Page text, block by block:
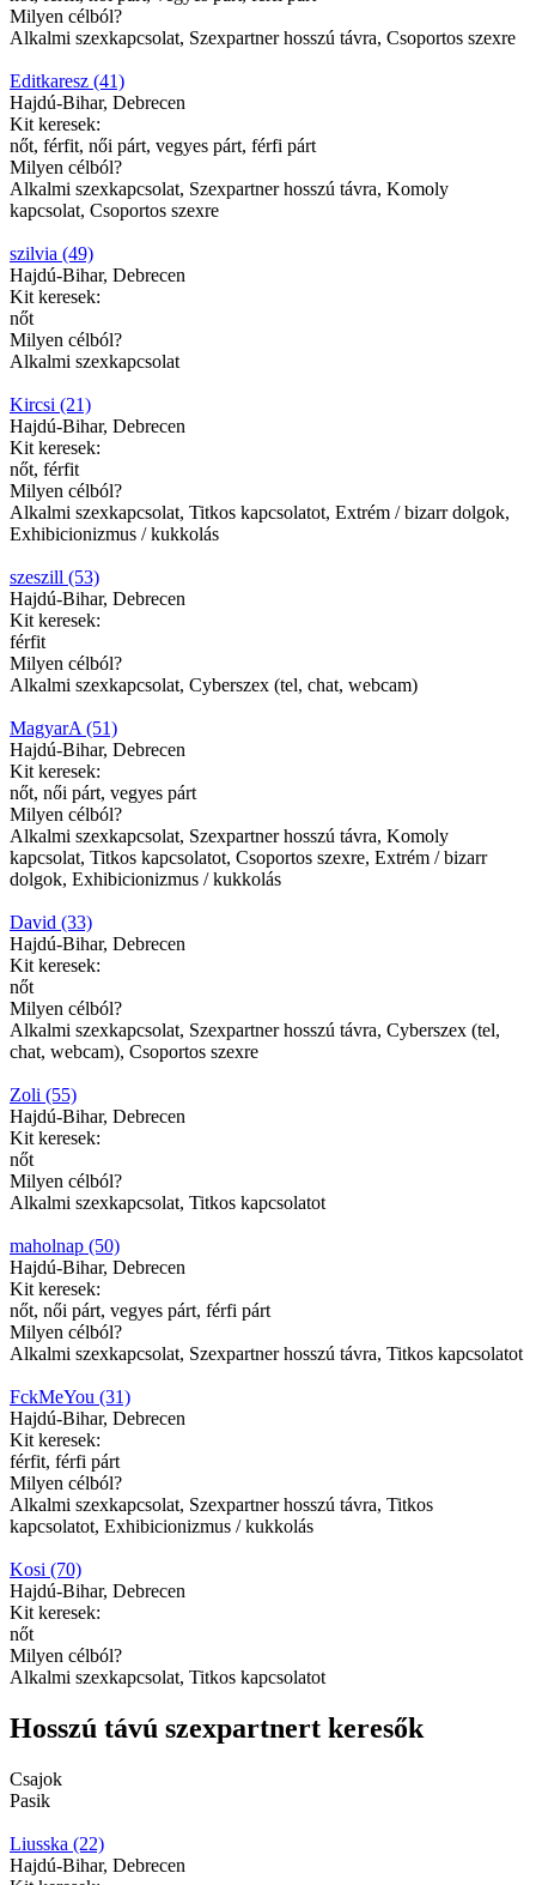
Milyen célból?
Alkalmi szexkapcsolat, Szexpartner hosszú távra, Csoportos szexre
Editkaresz (41)
Hajdú-Bihar, Debrecen
Kit keresek:
nőt, férfit, női párt, vegyes párt, férfi párt
Milyen célból?
Alkalmi szexkapcsolat, Szexpartner hosszú távra, Komoly
kapcsolat, Csoportos szexre
szilvia (49)
Hajdú-Bihar, Debrecen
Kit keresek:
nőt
Milyen célból?
Alkalmi szexkapcsolat
Kircsi (21)
Hajdú-Bihar, Debrecen
Kit keresek:
nőt, férfit
Milyen célból?
Alkalmi szexkapcsolat, Titkos kapcsolatot, Extrém / bizarr dolgok,
Exhibicionizmus / kukkolás
szeszill (53)
Hajdú-Bihar, Debrecen
Kit keresek:
férfit
Milyen célból?
Alkalmi szexkapcsolat, Cyberszex (tel, chat, webcam)
MagyarA (51)
Hajdú-Bihar, Debrecen
Kit keresek:
nőt, női párt, vegyes párt
Milyen célból?
Alkalmi szexkapcsolat, Szexpartner hosszú távra, Komoly
kapcsolat, Titkos kapcsolatot, Csoportos szexre, Extrém / bizarr
dolgok, Exhibicionizmus / kukkolás
David (33)
Hajdú-Bihar, Debrecen
Kit keresek:
nőt
Milyen célból?
Alkalmi szexkapcsolat, Szexpartner hosszú távra, Cyberszex (tel,
chat, webcam), Csoportos szexre
Zoli (55)
Hajdú-Bihar, Debrecen
Kit keresek:
nőt
Milyen célból?
Alkalmi szexkapcsolat, Titkos kapcsolatot
maholnap (50)
Hajdú-Bihar, Debrecen
Kit keresek:
nőt, női párt, vegyes párt, férfi párt
Milyen célból?
Alkalmi szexkapcsolat, Szexpartner hosszú távra, Titkos kapcsolatot
FckMeYou (31)
Hajdú-Bihar, Debrecen
Kit keresek:
férfit, férfi párt
Milyen célból?
Alkalmi szexkapcsolat, Szexpartner hosszú távra, Titkos
kapcsolatot, Exhibicionizmus / kukkolás
Kosi (70)
Hajdú-Bihar, Debrecen
Kit keresek:
nőt
Milyen célból?
Alkalmi szexkapcsolat, Titkos kapcsolatot
Hosszú távú szexpartnert keresők
Csajok
Pasik
Liusska (22)
Hajdú-Bihar, Debrecen